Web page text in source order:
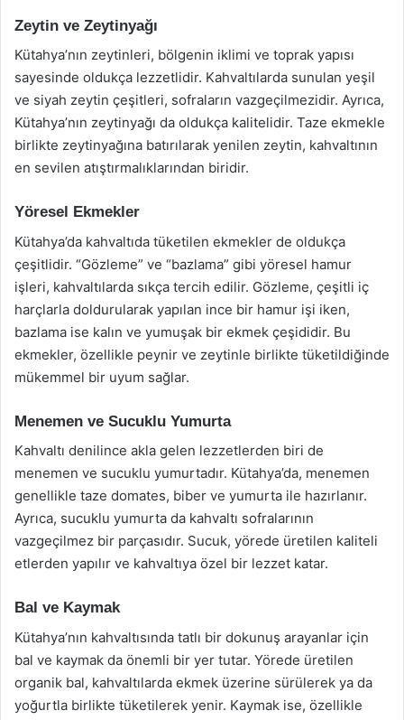
Zeytin ve Zeytinyağı
Kütahya’nın zeytinleri, bölgenin iklimi ve toprak yapısı
sayesinde oldukça lezzetlidir. Kahvaltılarda sunulan yeşil
ve siyah zeytin çeşitleri, sofraların vazgeçilmezidir. Ayrıca,
Kütahya’nın zeytinyağı da oldukça kalitelidir. Taze ekmekle
birlikte zeytinyağına batırılarak yenilen zeytin, kahvaltının
en sevilen atıştırmalıklarından biridir.
Yöresel Ekmekler
Kütahya’da kahvaltıda tüketilen ekmekler de oldukça
çeşitlidir. “Gözleme” ve “bazlama” gibi yöresel hamur
işleri, kahvaltılarda sıkça tercih edilir. Gözleme, çeşitli iç
harçlarla doldurularak yapılan ince bir hamur işi iken,
bazlama ise kalın ve yumuşak bir ekmek çeşididir. Bu
ekmekler, özellikle peynir ve zeytinle birlikte tüketildiğinde
mükemmel bir uyum sağlar.
Menemen ve Sucuklu Yumurta
Kahvaltı denilince akla gelen lezzetlerden biri de
menemen ve sucuklu yumurtadır. Kütahya’da, menemen
genellikle taze domates, biber ve yumurta ile hazırlanır.
Ayrıca, sucuklu yumurta da kahvaltı sofralarının
vazgeçilmez bir parçasıdır. Sucuk, yörede üretilen kaliteli
etlerden yapılır ve kahvaltıya özel bir lezzet katar.
Bal ve Kaymak
Kütahya’nın kahvaltısında tatlı bir dokunuş arayanlar için
bal ve kaymak da önemli bir yer tutar. Yörede üretilen
organik bal, kahvaltılarda ekmek üzerine sürülerek ya da
yoğurtla birlikte tüketilerek yenir. Kaymak ise, özellikle